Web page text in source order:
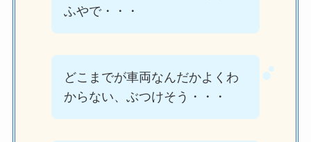
ふやで・・・
どこまでが車両なんだかよくわ
からない、ぶつけそう・・・